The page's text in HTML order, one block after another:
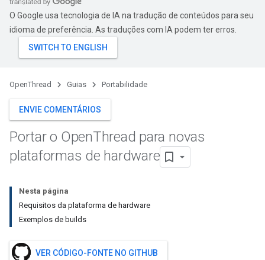
O Google usa tecnologia de IA na tradução de conteúdos para seu
idioma de preferência. As traduções com IA podem ter erros.
OpenThread Guias Portabilidade
ENVIE COMENTÁRIOS
Portar o OpenThread para novas
plataformas de hardware
Nesta página
Requisitos da plataforma de hardware
Exemplos de builds
VER CÓDIGO-FONTE NO GITHUB